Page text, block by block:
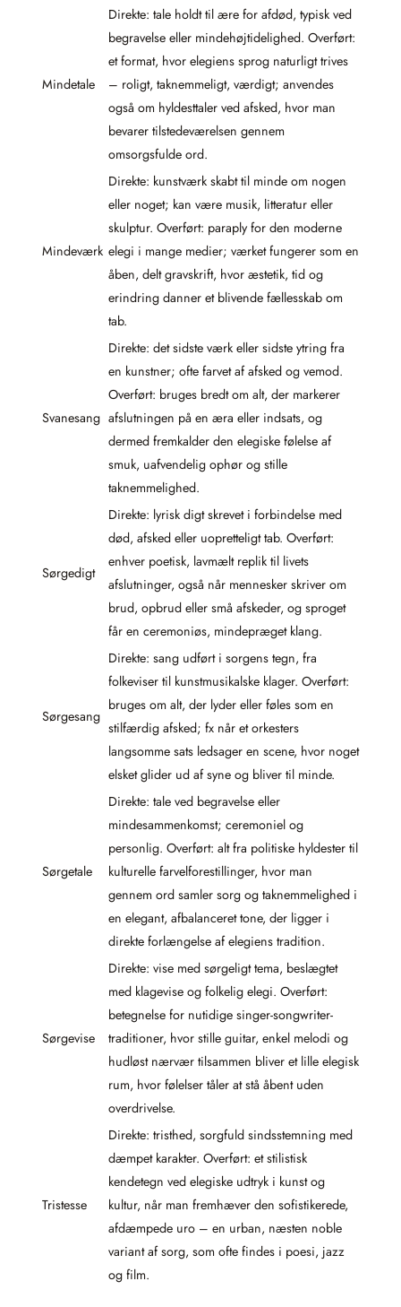
Mindetale
Direkte: tale holdt til ære for afdød, typisk ved
begravelse eller mindehøjtidelighed. Overført:
et format, hvor elegiens sprog naturligt trives
– roligt, taknemmeligt, værdigt; anvendes
også om hyldesttaler ved afsked, hvor man
bevarer tilstedeværelsen gennem
omsorgsfulde ord.
Mindeværk
Direkte: kunstværk skabt til minde om nogen
eller noget; kan være musik, litteratur eller
skulptur. Overført: paraply for den moderne
elegi i mange medier; værket fungerer som en
åben, delt gravskrift, hvor æstetik, tid og
erindring danner et blivende fællesskab om
tab.
Svanesang
Direkte: det sidste værk eller sidste ytring fra
en kunstner; ofte farvet af afsked og vemod.
Overført: bruges bredt om alt, der markerer
afslutningen på en æra eller indsats, og
dermed fremkalder den elegiske følelse af
smuk, uafvendelig ophør og stille
taknemmelighed.
Sørgedigt
Direkte: lyrisk digt skrevet i forbindelse med
død, afsked eller uopretteligt tab. Overført:
enhver poetisk, lavmælt replik til livets
afslutninger, også når mennesker skriver om
brud, opbrud eller små afskeder, og sproget
får en ceremoniøs, mindepræget klang.
Sørgesang
Direkte: sang udført i sorgens tegn, fra
folkeviser til kunstmusikalske klager. Overført:
bruges om alt, der lyder eller føles som en
stilfærdig afsked; fx når et orkesters
langsomme sats ledsager en scene, hvor noget
elsket glider ud af syne og bliver til minde.
Sørgetale
Direkte: tale ved begravelse eller
mindesammenkomst; ceremoniel og
personlig. Overført: alt fra politiske hyldester til
kulturelle farvelforestillinger, hvor man
gennem ord samler sorg og taknemmelighed i
en elegant, afbalanceret tone, der ligger i
direkte forlængelse af elegiens tradition.
Sørgevise
Direkte: vise med sørgeligt tema, beslægtet
med klagevise og folkelig elegi. Overført:
betegnelse for nutidige singer-songwriter-
traditioner, hvor stille guitar, enkel melodi og
hudløst nærvær tilsammen bliver et lille elegisk
rum, hvor følelser tåler at stå åbent uden
overdrivelse.
Tristesse
Direkte: tristhed, sorgfuld sindsstemning med
dæmpet karakter. Overført: et stilistisk
kendetegn ved elegiske udtryk i kunst og
kultur, når man fremhæver den sofistikerede,
afdæmpede uro – en urban, næsten noble
variant af sorg, som ofte findes i poesi, jazz
og film.